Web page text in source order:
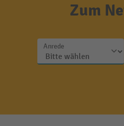
Zum
Anrede